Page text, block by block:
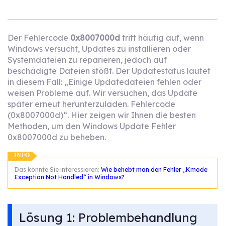
Der Fehlercode 0x8007000d tritt häufig auf, wenn
Windows versucht, Updates zu installieren oder
Systemdateien zu reparieren, jedoch auf
beschädigte Dateien stößt. Der Updatestatus lautet
in diesem Fall: „Einige Updatedateien fehlen oder
weisen Probleme auf. Wir versuchen, das Update
später erneut herunterzuladen. Fehlercode
(0x8007000d)“. Hier zeigen wir Ihnen die besten
Methoden, um den Windows Update Fehler
0x8007000d zu beheben.
INFO
Das könnte Sie interessieren: Wie behebt man den Fehler „Kmode
Exception Not Handled“ in Windows?
Lösung 1: Problembehandlung